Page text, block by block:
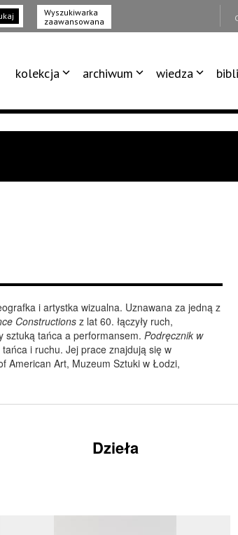
Wyszukiwarka
zaawansowana
kolekcja archiwum wiedza
i artystka wizualna. Uznawana za jedną z
Constructionsz lat 60. łączyły ruch,
sztuką tańca a performansem. Podręcznik w
i ruchu. Jej prace znajdują się w
American Art, Muzeum Sztuki w Łodzi,
Dzieła